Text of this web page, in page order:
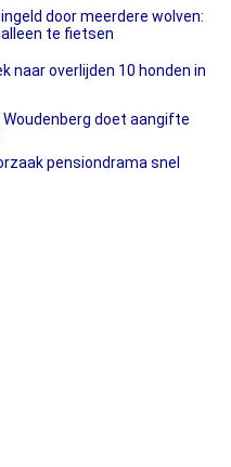
door meerdere wolven:
te fietsen
naar overlijden 10 honden in
Woudenberg doet aangifte
pensiondrama snel